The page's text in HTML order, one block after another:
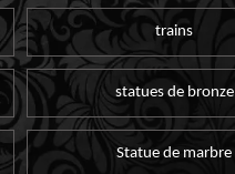
trains
statues de bronze
Statue de marbre